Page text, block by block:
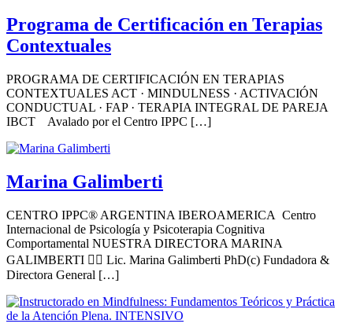
Programa de Certificación en Terapias
Contextuales
PROGRAMA DE CERTIFICACIÓN EN TERAPIAS
CONTEXTUALES ACT · MINDULNESS · ACTIVACIÓN
CONDUCTUAL · FAP · TERAPIA INTEGRAL DE PAREJA
IBCT Avalado por el Centro IPPC […]
Marina Galimberti
CENTRO IPPC® ARGENTINA IBEROAMERICA Centro
Internacional de Psicología y Psicoterapia Cognitiva
Comportamental NUESTRA DIRECTORA MARINA
GALIMBERTI 👩‍⚕️ Lic. Marina Galimberti PhD(c) Fundadora &
Directora General […]